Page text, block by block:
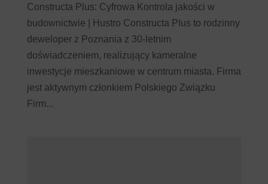
Constructa Plus: Cyfrowa Kontrola jakości w
budownictwie | Hustro Constructa Plus to rodzinny
deweloper z Poznania z 30-letnim
doświadczeniem, realizujący kameralne
inwestycje mieszkaniowe w centrum miasta. Firma
jest aktywnym członkiem Polskiego Związku
Firm...